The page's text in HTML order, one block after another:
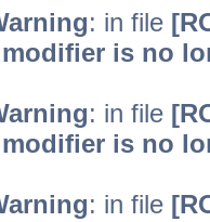
: in file
is no
: in file
is no
: in file